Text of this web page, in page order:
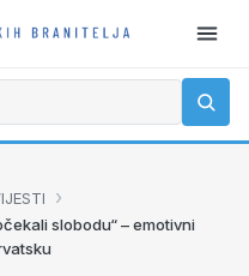
›
slobodu“ – emotivni